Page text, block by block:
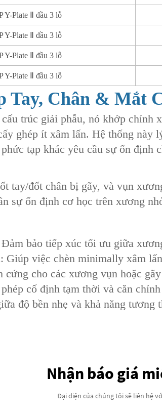
Y-Plate Ⅱ đầu 3 lỗ
Y-Plate Ⅱ đầu 3 lỗ
Y-Plate Ⅱ đầu 3 lỗ
Y-Plate Ⅱ đầu 3 lỗ
Tay, Chân & Mắt
trúc giải phẫu, nó khớp chính
ghép ít xâm lấn. Hệ thống
tạp khác yêu cầu sự ổn định
tay/đốt chân bị gãy‌, và ‌vụn
sự ổn định cơ học trên xương
bảo tiếp xúc tối ưu giữa
Giúp việc chèn minimally xâm
cho các xương vụn hoặc
cố định tạm thời và căn
độ bền nhẹ và khả năng tương
Nhận báo giá
Đại diện của chúng tôi sẽ liên hệ